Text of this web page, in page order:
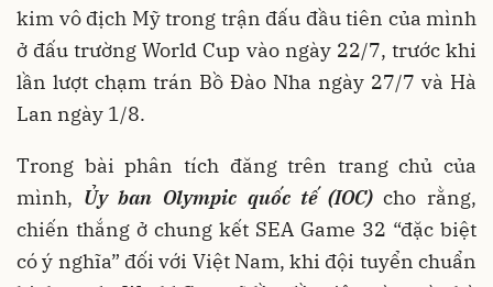
kim vô địch Mỹ trong trận đấu đầu tiên của mình
ở đấu trường World Cup vào ngày 22/7, trước khi
lần lượt chạm trán Bồ Đào Nha ngày 27/7 và Hà
Lan ngày 1/8.
Trong bài phân tích đăng trên trang chủ của
mình, Ủy ban Olympic quốc tế (IOC)cho rằng,
chiến thắng ở chung kết SEA Game 32 “đặc biệt
có ý nghĩa” đối với Việt Nam, khi đội tuyển chuẩn